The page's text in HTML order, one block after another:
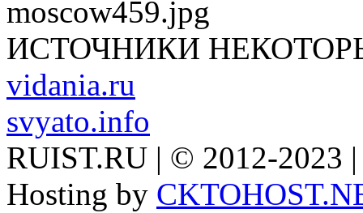
ИСТОЧНИКИ
vidania.ru
svyato.info
RUIST.RU | © 2012-2023
Hosting by